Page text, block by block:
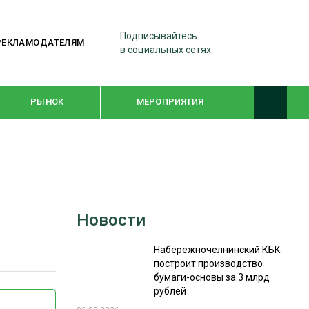
Подписывайтесь
в социальных сетях
РЫНОК МЕРОПРИЯТИЯ
WOODEX-2021
СУШКА ДРЕВЕСИНЫ
Новости
Набережночелнинский КБК
построит производство
бумаги-основы за 3 млрд
рублей